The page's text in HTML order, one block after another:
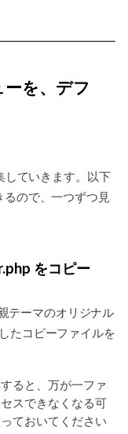
を、デフ
していきます。以下
るので、一つずつ見
をコピー
テーマのオリジナル
たコピーファイルを
ると、万が一ファ
スできなくなる可
ておいてください